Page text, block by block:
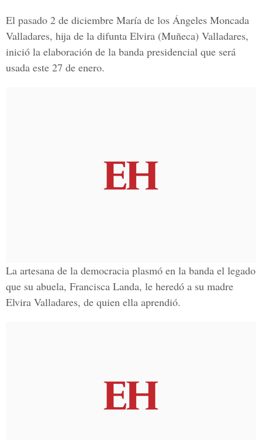
El pasado 2 de diciembre María de los Ángeles Moncada
Valladares, hija de la difunta Elvira (Muñeca) Valladares,
inició la elaboración de la banda presidencial que será
usada este 27 de enero.
La artesana de la democracia plasmó en la banda el legado
que su abuela, Francisca Landa, le heredó a su madre
Elvira Valladares, de quien ella aprendió.